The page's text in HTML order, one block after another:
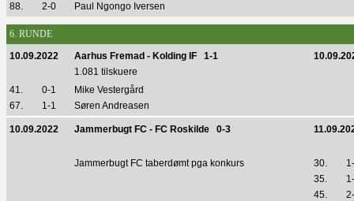
88.
2-0 Paul Ngongo Iversen
6. RUNDE
10.09.2022
Aarhus Fremad - Kolding IF 1-1
1.081 tilskuere
41.
0-1
Mike Vestergård
67.
1-1 Søren Andreasen
10.09.2022 Jammerbugt FC - FC Roskilde 0-3
Jammerbugt FC taberdømt pga konkurs 30.
35.
45.